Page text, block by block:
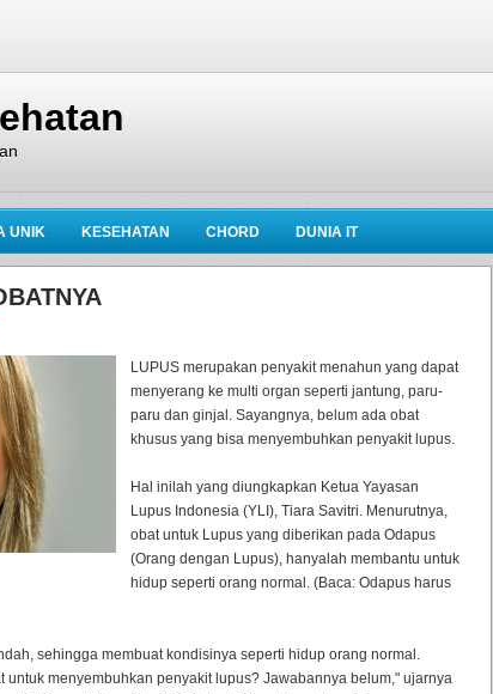
UNIK KESEHATAN CHORD DUNIA IT
LUPUS merupakan penyakit menahun yang dapat
menyerang ke multi organ seperti jantung, paru-
paru dan ginjal. Sayangnya, belum ada obat
khusus yang bisa menyembuhkan penyakit lupus.
Hal inilah yang diungkapkan Ketua Yayasan
Lupus Indonesia (YLI), Tiara Savitri. Menurutnya,
obat untuk Lupus yang diberikan pada Odapus
(Orang dengan Lupus), hanyalah membantu untuk
hidup seperti orang normal. (Baca: Odapus harus
sehingga membuat kondisinya seperti hidup orang normal.
untuk menyembuhkan penyakit lupus? Jawabannya belum," ujarnya